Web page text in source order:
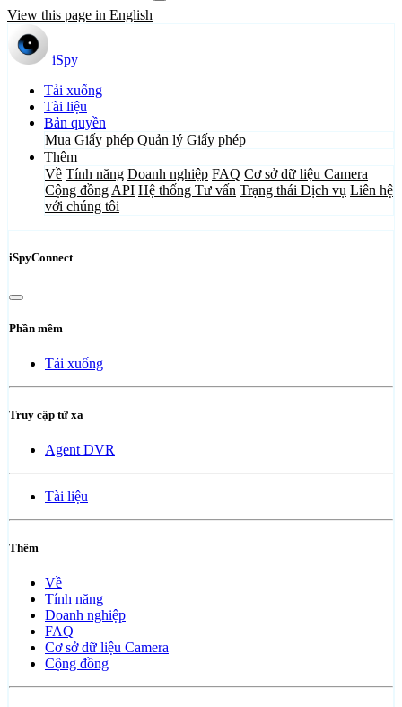
View this page in English
iSpy
Tải xuống
Tài liệu
Bản quyền
Mua Giấy phép Quản lý Giấy phép
Thêm
Về Tính năng Doanh nghiệp FAQ Cơ sở dữ liệu Camera
Cộng đồng API Hệ thống Tư vấn Trạng thái Dịch vụ Liên hệ
với chúng tôi
iSpyConnect
Phần mềm
Tải xuống
Truy cập từ xa
Agent DVR
Tài liệu
Thêm
Về
Tính năng
Doanh nghiệp
FAQ
Cơ sở dữ liệu Camera
Cộng đồng